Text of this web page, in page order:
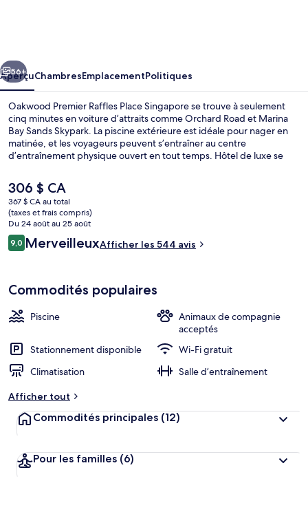
Place
Singapore
Suivant
56+
AperçuChambresEmplacementPolitiques
Oakwood Premier Raffles Place Singapore se trouve à seulement
cinq minutes en voiture d’attraits comme Orchard Road et Marina
Bay Sands Skypark. La piscine extérieure est idéale pour nager en
matinée, et les voyageurs peuvent s’entraîner au centre
d’entraînement physique ouvert en tout temps. Hôtel de luxe se
suivants : Marina Bay Sands Casino et Raffles (place). Les autres
voyageurs apprécient vraiment le personnel serviable et
l’emplacement. L’hébergement se situe à quelques minutes de
marche du transport en commun : Station Raffles Place se trouve
à 2 minutes et Telok Ayer Station est à 5 minutes.
Le
prix
actuel
est
de 306 $ CA
306 $ CA
367 $ CA au total
(taxes et frais compris)
Du 24 août au 25 août
Avis
9,09,0 sur 10 –
MerveilleuxAfficher les 544 avis
Commodités populaires
Piscine
Animaux de compagnie
acceptés
Stationnement disponible
Wi-Fi gratuit
Climatisation
Salle d’entraînement
Afficher tout
Commodités principales (12)
Pour les familles (6)